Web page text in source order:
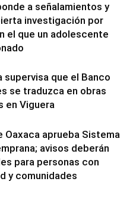
a señalamientos y
investigación por
el que un adolescente
supervisa que el Banco
se traduzca en obras
en Viguera
Oaxaca aprueba Sistema
avisos deberán
para personas con
y comunidades